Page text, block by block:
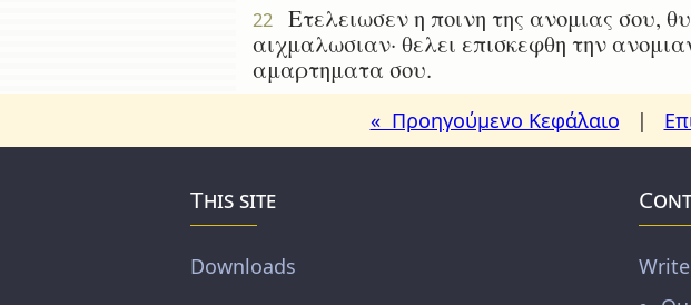
22
Ετελειωσεν η ποινη της ανομιας σου,
αιχμαλωσιαν· θελει επισκεφθη την
αμαρτηματα σου.
« Προηγούμενο Κεφάλαιο |
This site
Downloads